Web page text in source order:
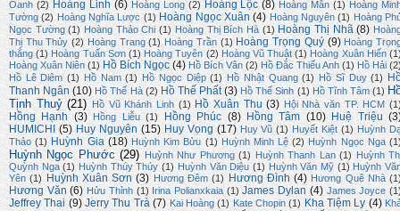
Oanh (2) Hoàng Linh (6) Hoàng Long (2) Hoàng Lộc (8) Hoàng Mẫn (1) Hoàng
Tường (2) Hoàng Nghĩa Lược (1) Hoàng Ngọc Xuân (4) Hoàng Nguyên (1) Hoàng
Ngọc Tường (1) Hoàng Thảo Chi (1) Hoàng Thị Bích Hà (1) Hoàng Thị Nhã (8)
Thị Thu Thủy (2) Hoàng Trang (1) Hoàng Trần (1) Hoàng Trọng Quý (9) Hoàng
thắng (1) Hoàng Tuấn Sơn (1) Hoàng Tuyên (2) Hoàng Vũ Thuật (1) Hoàng Xuân Hiến
Hoàng Xuân Niên (1) Hồ Bích Ngọc (4) Hồ Bích Vân (2) Hồ Đắc Thiếu Anh (1) Hồ Hải
Hồ Lê Diêm (1) Hồ Nam (1) Hồ Ngọc Diệp (1) Hồ Nhật Quang (1) Hồ Sĩ Duy (1)
Thanh Ngân (10) Hồ Thế Hà (2) Hồ Thế Phất (3) Hồ Thế Sinh (1) Hồ Tĩnh Tâm (1)
Tịnh Thuỷ (21) Hồ Vũ Khánh Linh (1) Hồ Xuân Thu (3) Hội Nhà văn TP. HCM
Hồng Hạnh (3) Hồng Liễu (1) Hồng Phúc (8) Hồng Tâm (10) Huệ Triệu
HUMICHI
(5) Huy Nguyên (15) Huy Vọng (17) Huy Vũ (1) Huyết Kiệt (1) Huỳnh
Thảo (1) Huỳnh Gia (18) Huỳnh Kim Bửu (1) Huỳnh Minh Lệ (2) Huỳnh Ngọc Nga
Huỳnh Ngọc Phước (29) Huỳnh Như Phương (1) Huỳnh Thanh Lan (1)
Huỳnh
Quỳnh Nga (1) Huỳnh Thúy Thúy (1) Huỳnh Văn Diệu (1) Huỳnh Văn Mỹ (1) Huỳnh
Yên (1) Huỳnh Xuân Sơn (3) Hương Đêm (1) Hương Đình (4) Hương Quê Nhà
Hương Văn (6) Hửu Thỉnh (1) Irina Polianxkaia (1) James Dylan (4) James Joyce
Jeffrey Thai (9) Jerry Thu Trà (7) Kai Hoàng (1) Kate Chopin (1) Kha Tiệm Ly (4)